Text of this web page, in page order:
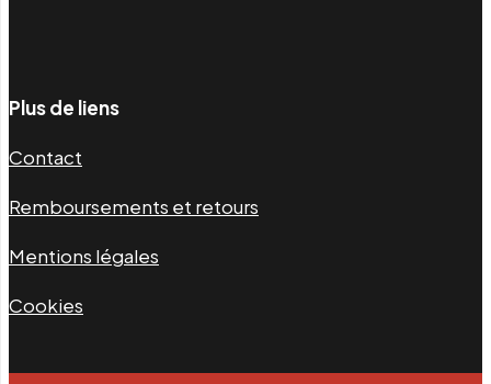
Plus de liens
Contact
Remboursements et retours
Mentions légales
Cookies